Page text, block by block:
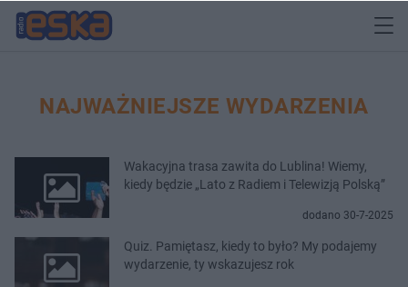
NAJWAŻNIEJSZE WYDARZENIA
Wakacyjna trasa zawita do Lublina! Wiemy,
kiedy będzie „Lato z Radiem i Telewizją Polską”
dodano 30-7-2025
Quiz. Pamiętasz, kiedy to było? My podajemy
wydarzenie, ty wskazujesz rok